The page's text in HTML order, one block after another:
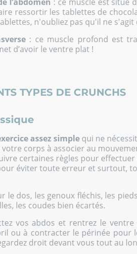
ressortir les tablettes de
n'oubliez pas qu'il ne
: ce muscle profond est
d’avoir le ventre plat !
TYPES DE CRUNCHS
assez simple qui ne
corps à associer au
certaines règles pour
éviter toute erreur et surtout,
le dos, les genoux fléchis, les
les coudes bien écartés.
vos abdos et rentrez le
ou à contracter le périnée pour
droit devant vous tout au